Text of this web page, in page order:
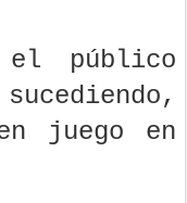
el público
juego en